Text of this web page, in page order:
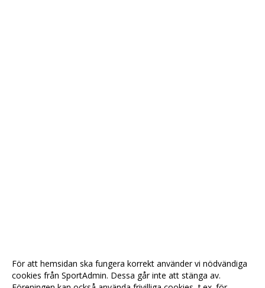
För att hemsidan ska fungera korrekt använder vi nödvändiga
cookies från SportAdmin. Dessa går inte att stänga av.